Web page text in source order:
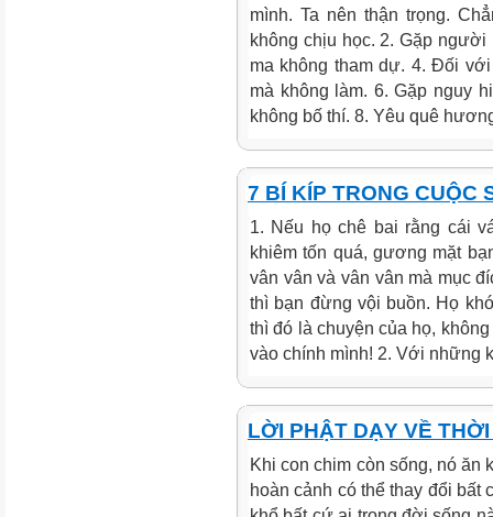
mình. Ta nên thận trọng.
không chịu học. 2. Gặp
ma không tham dự. 4. Đối
mà không làm. 6. Gặp nguy
không bố thí. 8. Yêu quê
7 BÍ KÍP TRONG CUỘC
1. Nếu họ chê bai rằng cái
khiêm tốn quá, gương mặt
vân vân và vân vân mà mục
thì bạn đừng vội buồn. Họ
thì đó là chuyện của họ,
vào chính mình! 2. Với những
LỜI PHẬT DẠY VỀ
Khi con chim còn sống, nó ăn
hoàn cảnh có thể thay đổi bất